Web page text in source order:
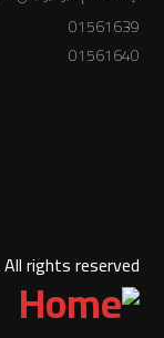
01561639
01561640
rights reserved